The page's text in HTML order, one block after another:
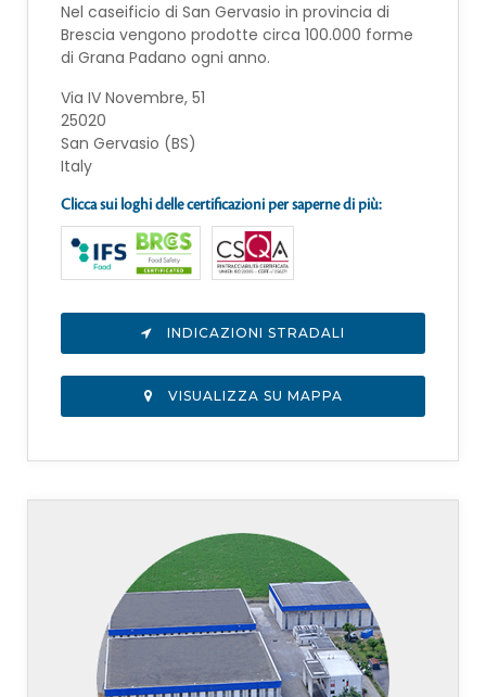
Nel caseificio di San Gervasio in provincia di
Brescia vengono prodotte circa 100.000 forme
di Grana Padano ogni anno.
Via IV Novembre, 51
25020
San Gervasio (BS)
Italy
Clicca sui loghi delle certificazioni per saperne di più:
INDICAZIONI STRADALI
VISUALIZZA SU MAPPA